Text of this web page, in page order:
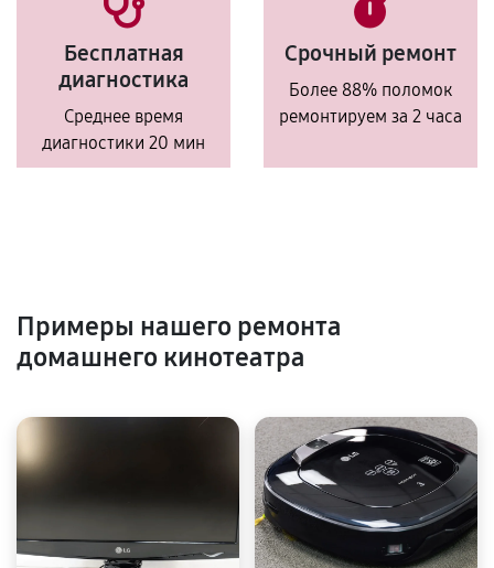
Бесплатная
диагностика
Среднее время
диагностики 20 мин
Срочный ремонт
Более 88% поломок
ремонтируем за 2 часа
Примеры нашего ремонта
домашнего кинотеатра